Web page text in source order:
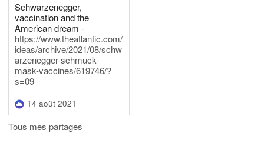
Schwarzenegger,
vaccination and the
American dream -
https://www.theatlantic.com/
ideas/archive/2021/08/schw
arzenegger-schmuck-
mask-vaccines/619746/?
s=09
14 août 2021
Tous mes partages